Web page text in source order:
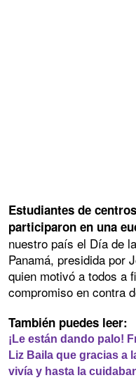
Estudiantes de
participaron en una
nuestro país el Día de
Panamá, presidida por
quien motivó a todos a
compromiso en contra
También puedes leer:
¡Le están dando palo!
Liz Baila que gracias a
vivía y hasta la